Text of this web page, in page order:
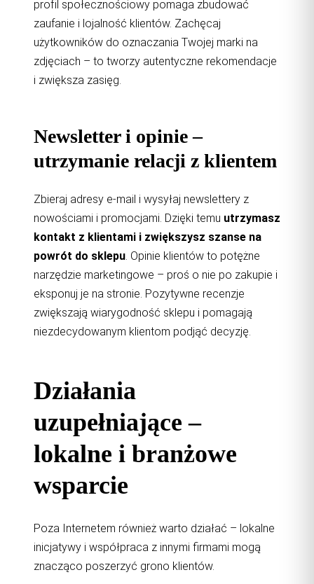
profil społecznościowy pomaga zbudować
zaufanie i lojalność klientów. Zachęcaj
użytkowników do oznaczania Twojej marki na
zdjęciach – to tworzy autentyczne rekomendacje
i zwiększa zasięg.
Newsletter i opinie –
utrzymanie relacji z klientem
Zbieraj adresy e-mail i wysyłaj newslettery z
nowościami i promocjami. Dzięki temu utrzymasz
kontakt z klientami i zwiększysz szanse na
powrót do sklepu. Opinie klientów to potężne
narzędzie marketingowe – proś o nie po zakupie i
eksponuj je na stronie. Pozytywne recenzje
zwiększają wiarygodność sklepu i pomagają
niezdecydowanym klientom podjąć decyzję.
Działania
uzupełniające –
lokalne i branżowe
wsparcie
Poza Internetem również warto działać – lokalne
inicjatywy i współpraca z innymi firmami mogą
znacząco poszerzyć grono klientów.